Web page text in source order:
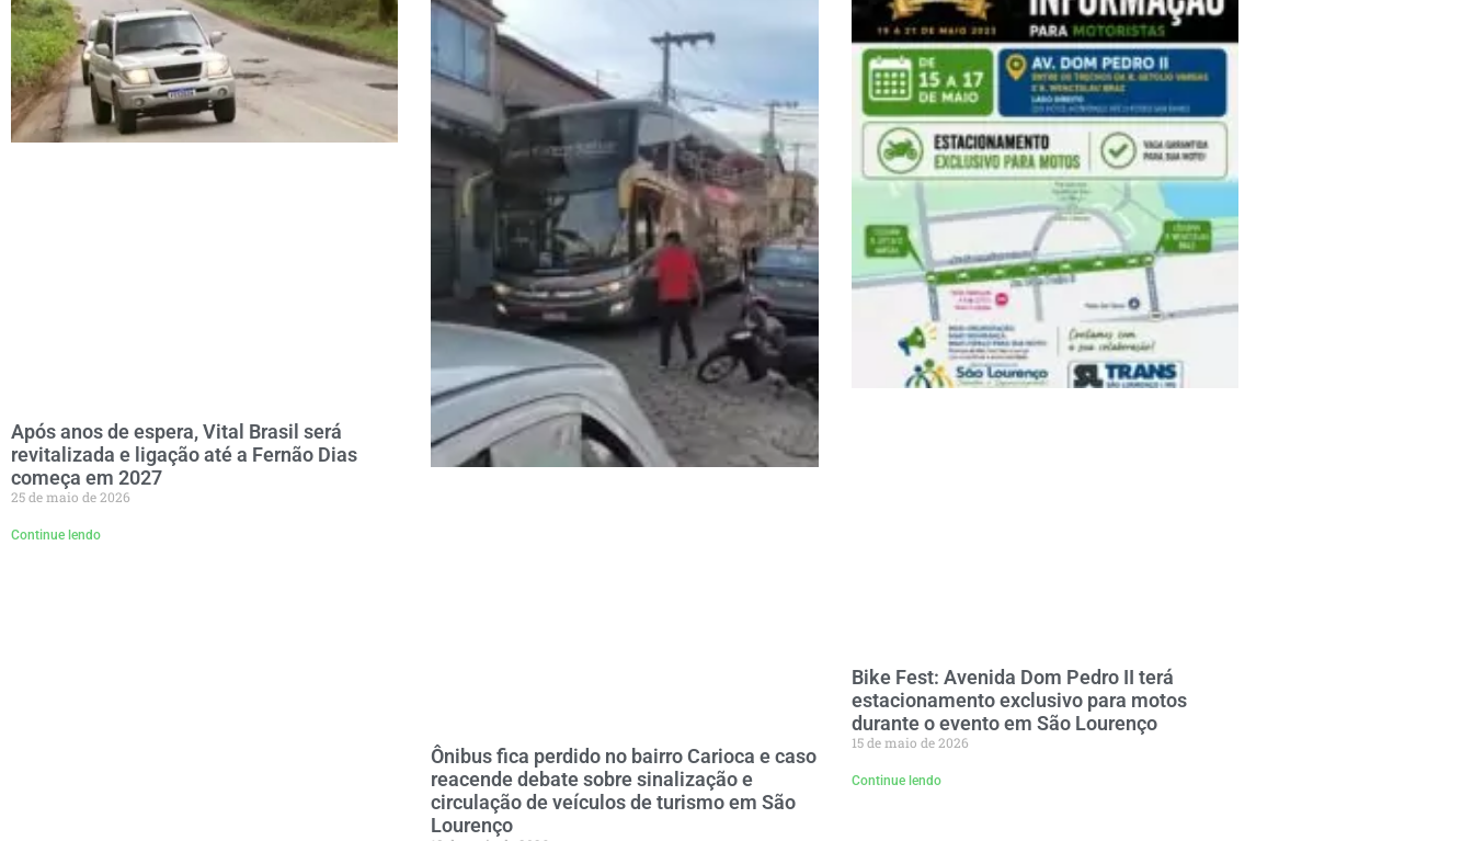
Após anos de espera, Vital Brasil será
revitalizada e ligação até a Fernão Dias
começa em 2027
25 de maio de 2026
Continue lendo
Ônibus fica perdido no bairro Carioca e caso
reacende debate sobre sinalização e
circulação de veículos de turismo em São
Lourenço
Bike Fest: Avenida Dom Pedro II terá
estacionamento exclusivo para motos
durante o evento em São Lourenço
15 de maio de 2026
Continue lendo